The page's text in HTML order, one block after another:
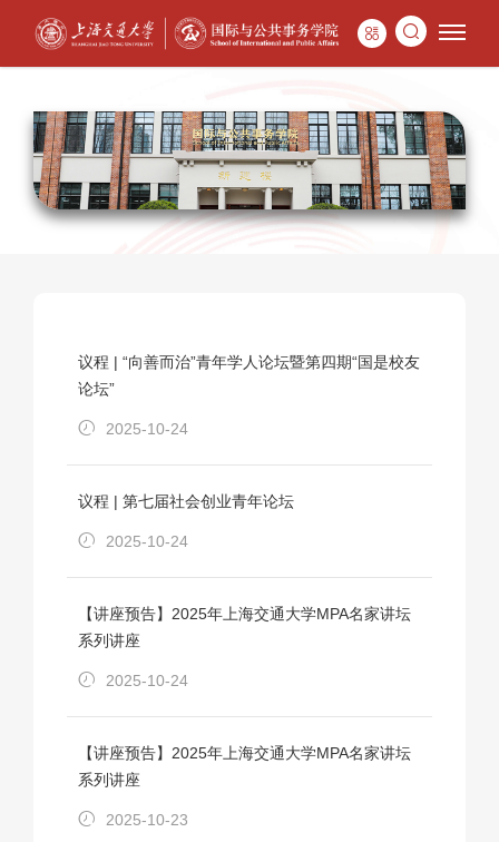
议程 | “向善而治”青年学人论坛暨第四期“国是校友
论坛”
2025-10-24
议程 | 第七届社会创业青年论坛
2025-10-24
【讲座预告】2025年上海交通大学MPA名家讲坛
系列讲座
2025-10-24
【讲座预告】2025年上海交通大学MPA名家讲坛
系列讲座
2025-10-23